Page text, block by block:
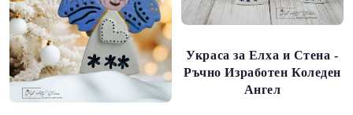
Украса за Елха и Стена -
Ръчно Изработен Коледен
Ангел